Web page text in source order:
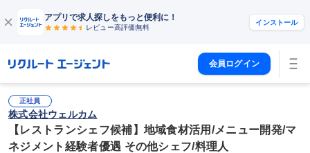
アプリで求人探しをもっと便利に！
レビュー高評価無料
インストール
会員ログイン
正社員
株式会社ウェルカム
【レストランシェフ候補】地域食材活用/メニュー開発/マ
ネジメント経験者優遇 その他シェフ/料理人